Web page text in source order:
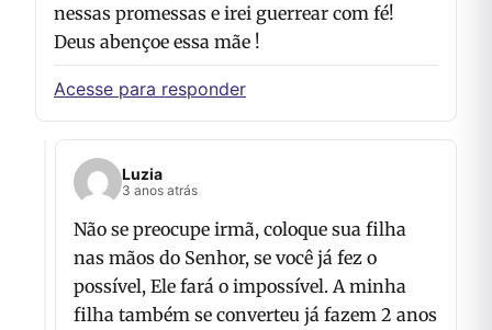
nessas promessas e irei guerrear com fé!
Deus abençoe essa mãe !
Acesse para responder
Luzia
3 anos atrás
Não se preocupe irmã, coloque sua filha
nas mãos do Senhor, se você já fez o
possível, Ele fará o impossível. A minha
filha também se converteu já fazem 2 anos